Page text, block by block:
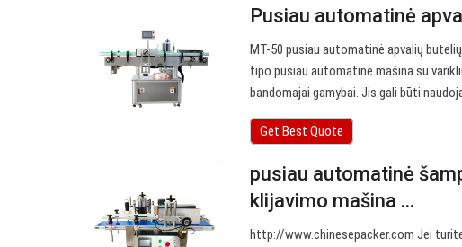
Pusiau automatinė
MT-50 pusiau automatinė apvalių
tipo pusiau automatinė mašina su
bandomajai gamybai. Jis gali būti
Get Best Quote
pusiau automatinė
klijavimo mašina ...
http://www.chinesepacker.com Jei